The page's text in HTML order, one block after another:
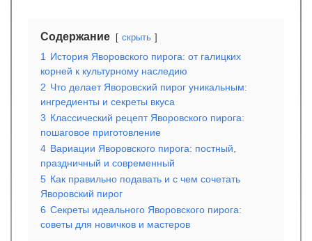
Содержание скрыть
1
История Яворовского пирога: от галицких
корней к культурному наследию
2 Что делает Яворовский пирог уникальным:
ингредиенты и секреты вкуса
3 Классический рецепт Яворовского пирога:
пошаговое приготовление
4 Вариации Яворовского пирога: постный,
праздничный и современный
5 Как правильно подавать и с чем сочетать
Яворовский пирог
6 Секреты идеального Яворовского пирога:
советы для новичков и мастеров